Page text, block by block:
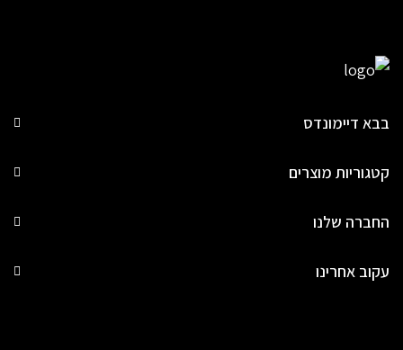
בבא דיימונדס
קטגוריות מוצרים
החברה שלנו
עקוב אחרינו